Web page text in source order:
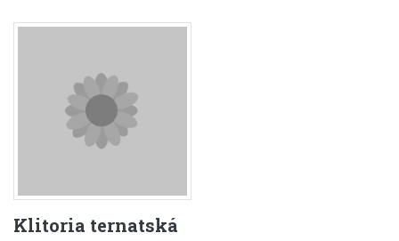
Klitoria ternatská